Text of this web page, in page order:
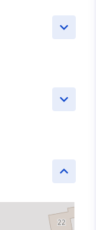
keyboard_arrow_down
keyboard_arrow_down
keyboard_arrow_up